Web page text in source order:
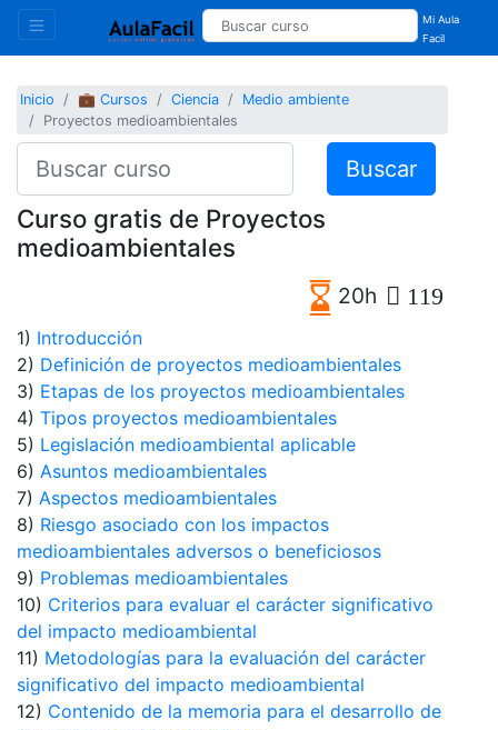
Mi Aula
Facil
Inicio 💼 Cursos Ciencia
Medio ambiente
Proyectos medioambientales
Buscar
Curso gratis de Proyectos
medioambientales
20h 119
1) Introducción
2) Definición de proyectos medioambientales
3) Etapas de los proyectos medioambientales
4) Tipos proyectos medioambientales
5) Legislación medioambiental aplicable
6) Asuntos medioambientales
7) Aspectos medioambientales
8) Riesgo asociado con los impactos
medioambientales adversos o beneficiosos
9) Problemas medioambientales
10) Criterios para evaluar el carácter significativo
del impacto medioambiental
11) Metodologías para la evaluación del carácter
significativo del impacto medioambiental
12) Contenido de la memoria para el desarrollo de